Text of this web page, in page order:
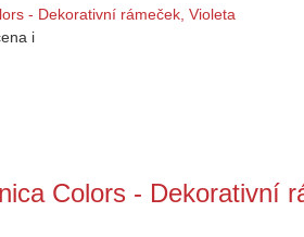
i
Colors - Dekorativní